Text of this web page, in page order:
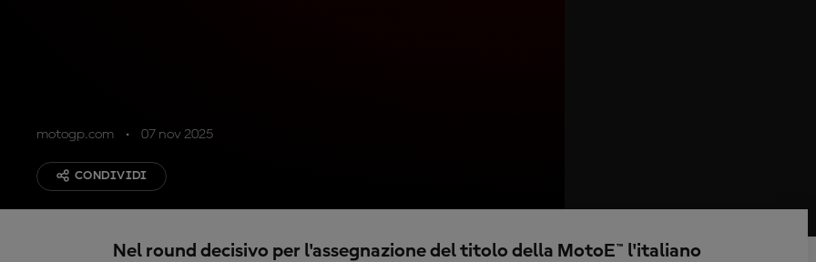
motogp.com 07 nov 2025
CONDIVIDI
Nel round decisivo per l'assegnazione del titolo della MotoE™ l'italiano